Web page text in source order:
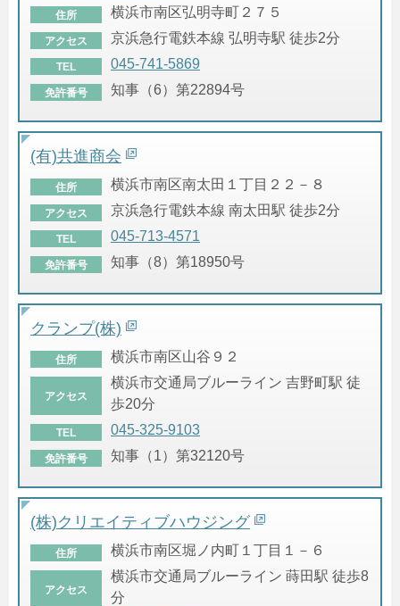
住所 横浜市南区弘明寺町２７５
アクセス 京浜急行電鉄本線 弘明寺駅 徒歩2分
TEL 045-741-5869
免許番号 知事（6）第22894号
(有)共進商会
住所 横浜市南区南太田１丁目２２－８
アクセス 京浜急行電鉄本線 南太田駅 徒歩2分
TEL 045-713-4571
免許番号 知事（8）第18950号
クランプ(株)
住所 横浜市南区山谷９２
アクセス
横浜市交通局ブルーライン 吉野町駅 徒
歩20分
TEL 045-325-9103
免許番号 知事（1）第32120号
(株)クリエイティブハウジング
住所 横浜市南区堀ノ内町１丁目１－６
アクセス
横浜市交通局ブルーライン 蒔田駅 徒歩8
分